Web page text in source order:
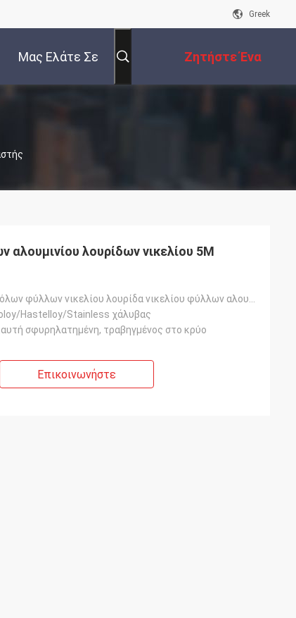
Greek
Μας Ελάτε Σε Ζητήστε Ένα
Απόσπασμα
λουρίδων νικελίου 5M
Hastelloy/Stainless χάλυβας
σφυρηλατημένη, τραβηγμένος στο κρύο
Επικοινωνήστε